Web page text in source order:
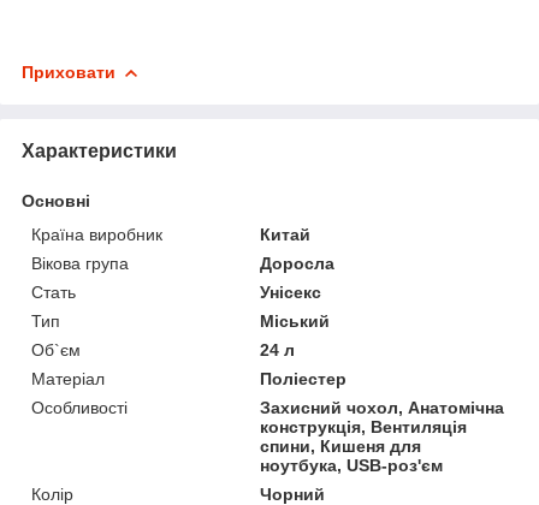
Приховати
Характеристики
Основні
Країна виробник
Китай
Вікова група
Доросла
Стать
Унісекс
Тип
Міський
Об`єм
24 л
Матеріал
Поліестер
Особливості
Захисний чохол, Анатомічна
конструкція, Вентиляція
спини, Кишеня для
ноутбука, USB-роз'єм
Колір
Чорний